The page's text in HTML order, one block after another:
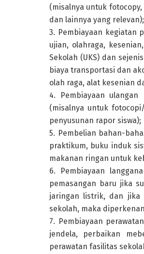
(misalnya untuk
dan lainnya yang relevan);
3. Pembiayaan kegiatan
ujian, olahraga,
Sekolah (UKS) dan
biaya transportasi dan
olah raga, alat kesenian
4. Pembiayaan
(misalnya untuk
penyusunan rapor siswa);
5. Pembelian bahan-
praktikum, buku induk
makanan ringan untuk
6. Pembiayaan
pemasangan baru jika
jaringan listrik, dan jika
sekolah, maka
7. Pembiayaan
jendela, perbaikan
perawatan fasilitas